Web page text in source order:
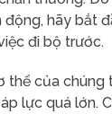
động, hãy bắt
đi bộ trước.
thể của chúng
lực quá lớn.